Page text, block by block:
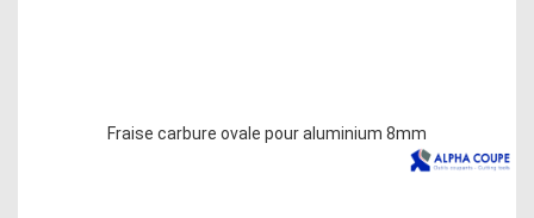
Fraise carbure ovale pour aluminium 8mm